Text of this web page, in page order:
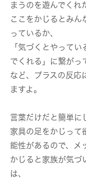
まうのを遊んでくれ
ここをかじるとみん
っているか、
「気づくとやって
でくれる」に繋がっ
など、プラスの反応
ますよ。
言葉だけだと簡単に
家具の足をかじって
能性があるので、メ
かじると家族が気づ
は、